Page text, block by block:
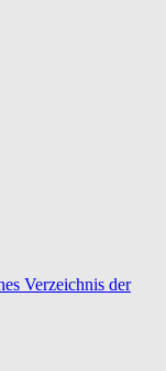
Verzeichnis der